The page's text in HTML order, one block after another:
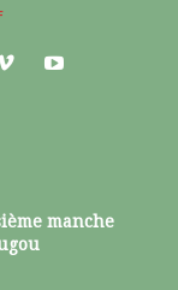
manche